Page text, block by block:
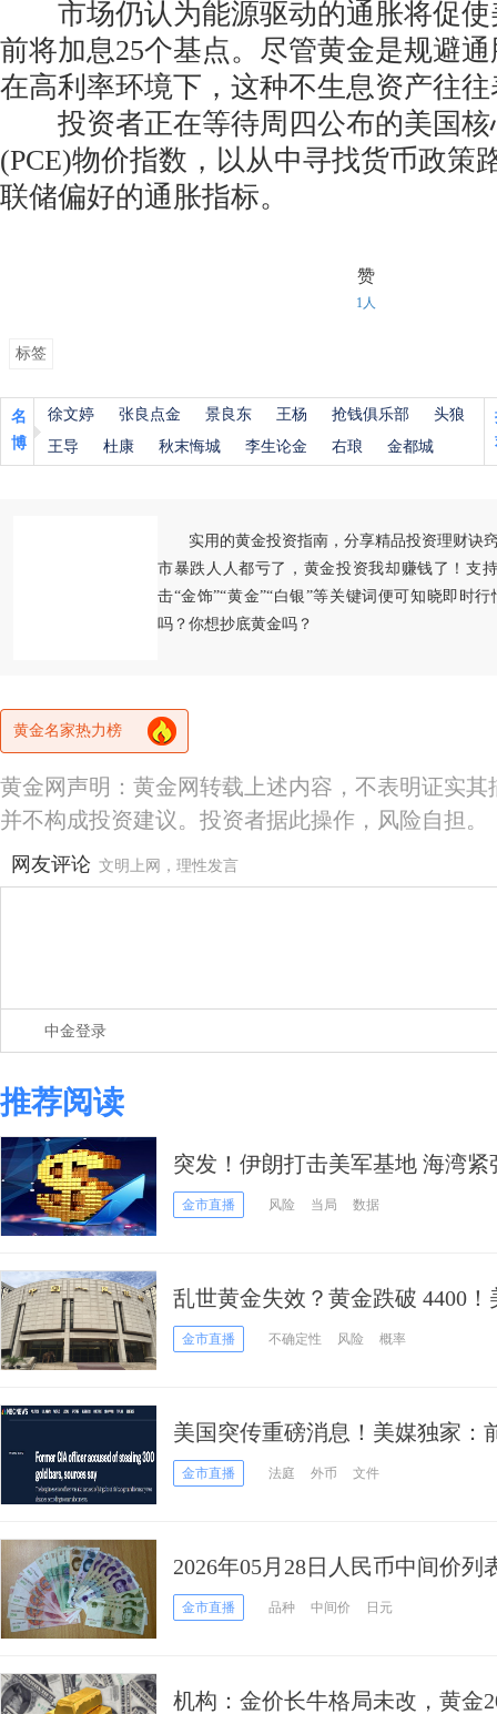
市场仍认为能源驱动的通胀将促使
前将加息25个基点。尽管黄金是规避
在高利率环境下，这种不生息资产往
投资者正在等待周四公布的美国核
(PCE)物价指数，以从中寻找货币政策
联储偏好的通胀指标。
赞
1人
标签
名
博
徐文婷 张良点金 景良东 王杨 抢钱俱乐部
头狼
王导
杜康 秋末悔城 李生论金 右琅 金都城
实用的黄金投资指南，分享精品投资理财诀
市暴跌人人都亏了，黄金投资我却赚钱了！支
击“金饰”“黄金”“白银”等关键词便可知晓即时
吗？你想抄底黄金吗？
黄金名家热力榜
黄金网声明：黄金网转载上述内容，不表明证实
并不构成投资建议。投资者据此操作，风险自担。
网友评论 文明上网，理性发言
中金登录
推荐阅读
突发！伊朗打击美军基地 海湾
高位、日元接近干预区
金市直播 风险 当局 数据
乱世黄金失效？黄金跌破 4400
底变了！
金市直播 不确定性 风险 概率
美国突传重磅消息！美媒独家：
窃300根金条
金市直播 法庭 外币 文件
2026年05月28日人民币中间价列
金市直播 品种 中间价 日元
机构：金价长牛格局未改，黄金